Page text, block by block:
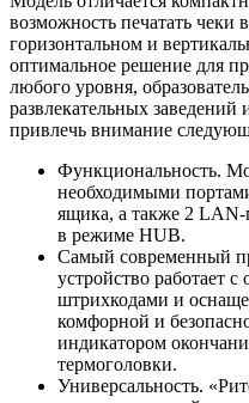
возможность печатать чеки
горизонтальном и
оптимальное решение для
любого уровня,
развлекательных заведений
привлечь внимание
Функциональность.
необходимыми
ящика, а также 2 LAN-
в режиме HUB.
Самый современный
устройство работает
штрихкодами и
комфорной и
индикатором
термоголовки.
Универсальность.